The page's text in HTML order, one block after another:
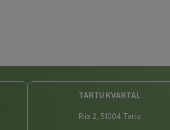
TARTU KVARTAL
Riia 2, 51004 Tartu